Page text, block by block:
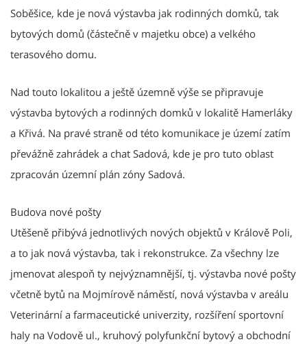
Soběšice, kde je nová výstavba jak rodinných domků, tak
bytových domů (částečně v majetku obce) a velkého
terasového domu.
Nad touto lokalitou a ještě územně výše se připravuje
výstavba bytových a rodinných domků v lokalitě Hamerláky
a Křivá. Na pravé straně od této komunikace je území zatím
převážně zahrádek a chat Sadová, kde je pro tuto oblast
zpracován územní plán zóny Sadová.
Budova nové pošty
Utěšeně přibývá jednotlivých nových objektů v Králově Poli,
a to jak nová výstavba, tak i rekonstrukce. Za všechny lze
jmenovat alespoň ty nejvýznamnější, tj. výstavba nové pošty
včetně bytů na Mojmírově náměstí, nová výstavba v areálu
Veterinární a farmaceutické univerzity, rozšíření sportovní
haly na Vodově ul., kruhový polyfunkční bytový a obchodní